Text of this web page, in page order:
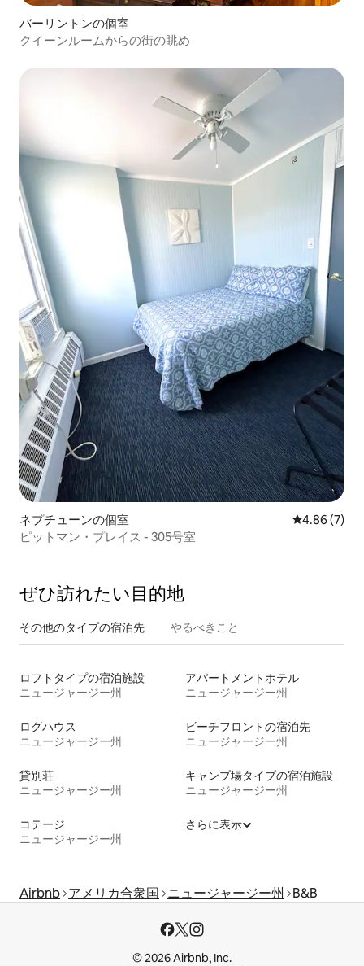
バーリントンの個室
クイーンルームからの街の眺め
ネプチューンの個室 レビュー7
4.86 (7)
ピットマン・プレイス - 305号室
ぜひ訪⁠れ⁠た⁠い目⁠的⁠地
その他のタ⁠イ⁠プ⁠の宿⁠泊⁠先 やるべきこと
ロフトタイプの宿泊施設
ニュージャージー州
アパートメントホテル
ニュージャージー州
ログハウス
ニュージャージー州
ビーチフロントの宿泊先
ニュージャージー州
貸別荘
ニュージャージー州
キャンプ場タイプの宿泊施設
ニュージャージー州
コテージ
ニュージャージー州
さらに表示
Airbnb アメリカ合衆国 ニュージャージー州 B&B
© 2026 Airbnb, Inc.